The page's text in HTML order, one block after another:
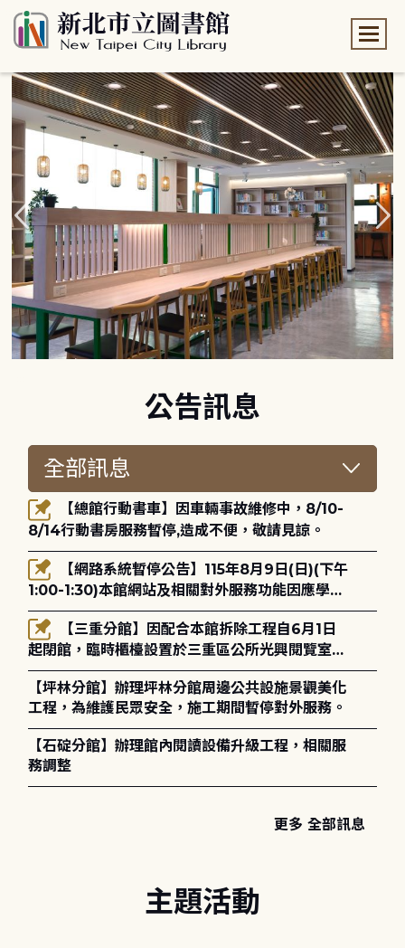
公告訊息
8/14行動書房服務暫停,造成不便，敬請見諒。
1:00-1:30)本館網站及相關對外服務功能因應學術
網路升級更新將暫停服務。
起閉館，臨時櫃檯設置於三重區公所光興閱覽室，
造成不便，敬請見諒。
【坪林分館】辦理坪林分館周邊公共設施景觀美化
工程，為維護民眾安全，施工期間暫停對外服務。
【石碇分館】辦理館內閱讀設備升級工程，相關服
務調整
更多 全部訊息
主題活動